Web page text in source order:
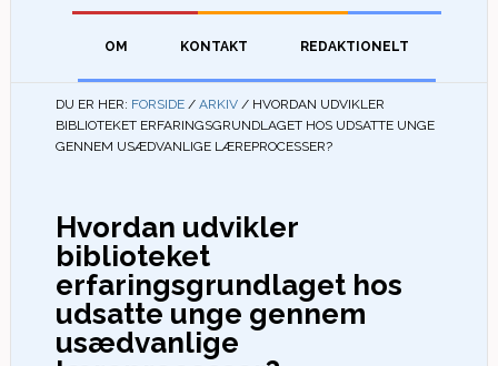
OM KONTAKT REDAKTIONELT
DU ER HER: FORSIDE / ARKIV /HVORDAN UDVIKLER
BIBLIOTEKET ERFARINGSGRUNDLAGET HOS UDSATTE UNGE
GENNEM USÆDVANLIGE LÆREPROCESSER?
Hvordan udvikler
biblioteket
erfaringsgrundlaget hos
udsatte unge gennem
usædvanlige